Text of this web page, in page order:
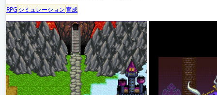
RPG シミュレーション育成